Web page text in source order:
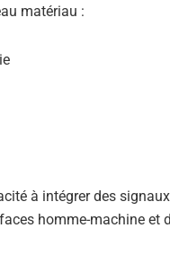
matériau :
à intégrer des
homme-machine et